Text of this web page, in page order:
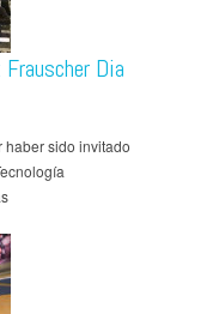
Dia
haber sido invitado